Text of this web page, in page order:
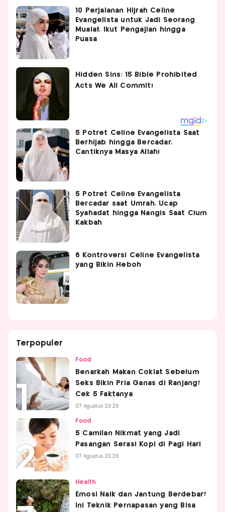
10 Perjalanan Hijrah Celine
Evangelista untuk Jadi Seorang
Mualaf, Ikut Pengajian hingga
Puasa
5 Potret Celine Evangelista Saat
Berhijab hingga Bercadar,
Cantiknya Masya Allah!
5 Potret Celine Evangelista
Bercadar saat Umrah, Ucap
Syahadat hingga Nangis Saat Cium
Kakbah
6 Kontroversi Celine Evangelista
yang Bikin Heboh
Terpopuler
Food
Benarkah Makan Coklat Sebelum
Seks Bikin Pria Ganas di Ranjang?
Cek 5 Faktanya
07 Agustus 2026
Food
5 Camilan Nikmat yang Jadi
Pasangan Serasi Kopi di Pagi Hari
07 Agustus 2026
Health
Emosi Naik dan Jantung Berdebar?
Ini Teknik Pernapasan yang Bisa